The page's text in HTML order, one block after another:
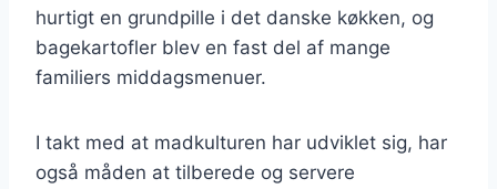
hurtigt en grundpille i det danske køkken, og
bagekartofler blev en fast del af mange
familiers middagsmenuer.
I takt med at madkulturen har udviklet sig, har
også måden at tilberede og servere